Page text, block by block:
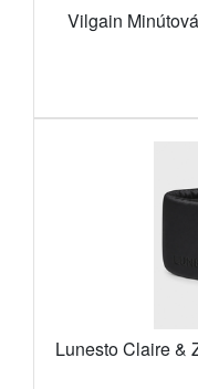
Vilgain
Lunesto Claire &